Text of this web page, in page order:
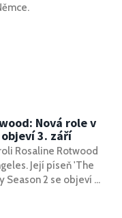
Nová role v
3. září
Rosaline Rotwood
Její píseň 'The
Season 2 se objeví 3.